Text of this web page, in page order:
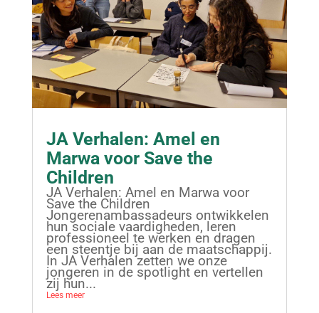
JA Verhalen: Amel en
Marwa voor Save the
Children
JA Verhalen: Amel en Marwa voor
Save the Children
Jongerenambassadeurs ontwikkelen
hun sociale vaardigheden, leren
professioneel te werken en dragen
een steentje bij aan de maatschappij.
In JA Verhalen zetten we onze
jongeren in de spotlight en vertellen
zij hun...
Lees meer